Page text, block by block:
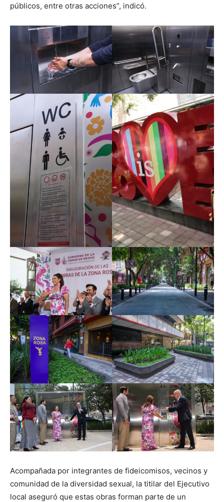
públicos, entre otras acciones”, indicó.
Acompañada por integrantes de fideicomisos, vecinos y
comunidad de la diversidad sexual, la titilar del Ejecutivo
local aseguró que estas obras forman parte de un